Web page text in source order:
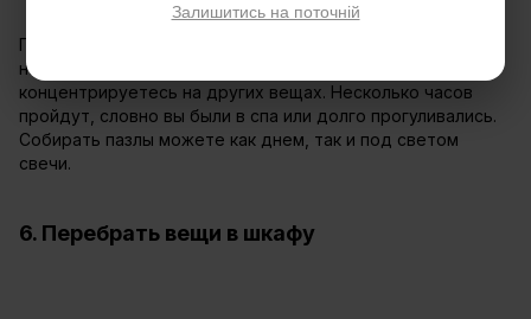
Залишитись на поточній
Пазлы – это еще хороший антистресс. Во время
напряжения работа руками успокаивает и вы
концентрируетесь на других вещах. Несколько часов
пройдут, словно вы были в спа или долго прогуливались.
Собирать пазлы можете как днем, так и под светом
свечи.
6. Перебрать вещи в шкафу